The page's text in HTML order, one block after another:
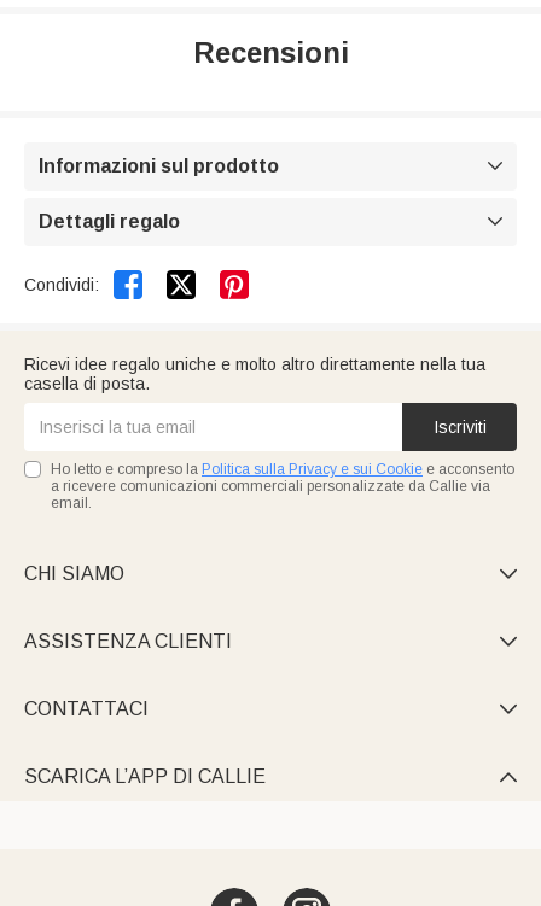
Recensioni
Informazioni sul prodotto 
Dettagli regalo 
Condividi:  
Ricevi idee regalo uniche e molto altro direttamente nella tua
casella di posta.
Iscriviti
Ho letto e compreso la Politica sulla Privacy e sui Cookie e acconsento
a ricevere comunicazioni commerciali personalizzate da Callie via
email.
CHI SIAMO 
ASSISTENZA CLIENTI 
CONTATTACI 
SCARICA L’APP DI CALLIE 